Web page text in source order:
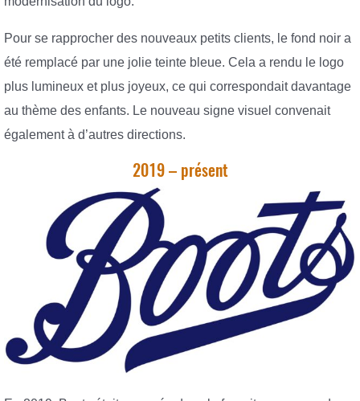
Pour se rapprocher des nouveaux petits clients, le fond noir a
été remplacé par une jolie teinte bleue. Cela a rendu le logo
plus lumineux et plus joyeux, ce qui correspondait davantage
au thème des enfants. Le nouveau signe visuel convenait
également à d’autres directions.
2019 – présent